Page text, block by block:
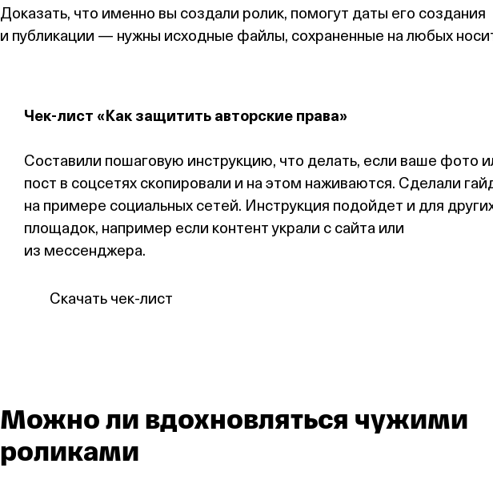
Доказать, что именно вы создали ролик, помогут даты его создания
и публикации — нужны исходные файлы, сохраненные на любых
Чек‑лист «Как защитить авторские права»
Составили пошаговую инструкцию, что делать, если ваше фото
пост в соцсетях скопировали и на этом наживаются. Сделали
на примере социальных сетей. Инструкция подойдет и для
площадок, например если контент украли с сайта или
из мессенджера.
Скачать чек‑лист
Можно ли вдохновляться чужими
роликами